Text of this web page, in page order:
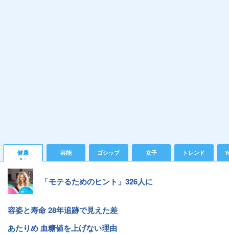
健康 芸能 ゴシップ 女子 トレンド
「モテるためのヒント」326人に
容姿と寿命 28年追跡で見えた差
あたりめ 血糖値を上げない理由